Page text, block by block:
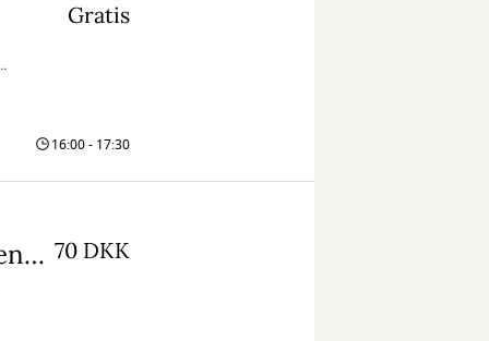
Gratis
16:00 - 17:30
Anne Skov Thomsen fortæller om Præstens - En debutroman med rødder i Vendsyssel 70 DKK